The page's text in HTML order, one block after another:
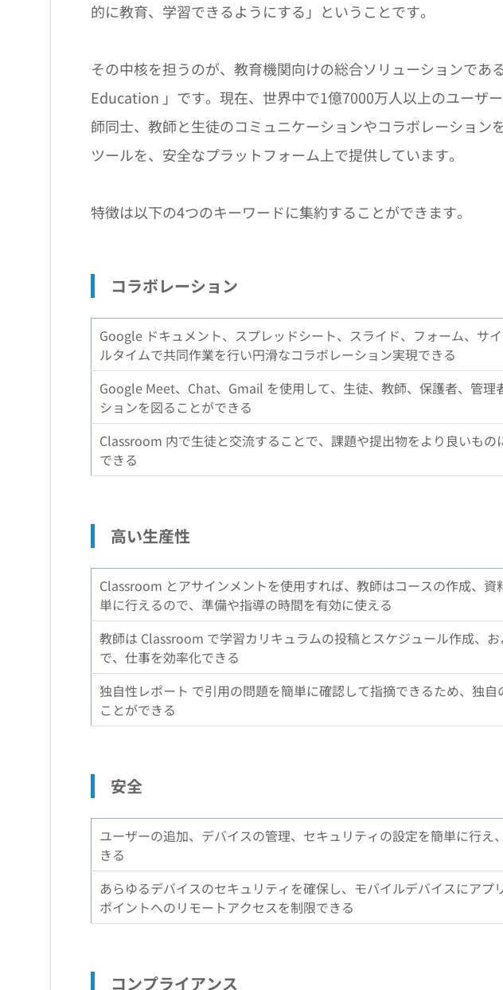
的に教育、学習できるようにする」ということです。
その中核を担うのが、教育機関向けの総合ソリューションであ
Education 」です。現在、世界中で1億7000万人以上のユーザ
師同士、教師と生徒のコミュニケーションやコラボレーション
ツールを、安全なプラットフォーム上で提供しています。
特徴は以下の4つのキーワードに集約することができます。
コラボレーション
Google ドキュメント、スプレッドシート、スライド、フォーム、サイ
ルタイムで共同作業を行い円滑なコラボレーション実現できる
Google Meet、Chat、Gmail を使用して、生徒、教師、保護者、管理
ションを図ることができる
Classroom 内で生徒と交流することで、課題や提出物をより良いも
できる
高い生産性
Classroom とアサインメントを使用すれば、教師はコースの作成、
単に行えるので、準備や指導の時間を有効に使える
教師は Classroom で学習カリキュラムの投稿とスケジュール作成、
で、仕事を効率化できる
独自性レポート で引用の問題を簡単に確認して指摘できるため、独
ことができる
安全
ユーザーの追加、デバイスの管理、セキュリティの設定を簡単に行え
きる
あらゆるデバイスのセキュリティを確保し、モバイルデバイスにアプ
ポイントへのリモートアクセスを制限できる
コンプライアンス